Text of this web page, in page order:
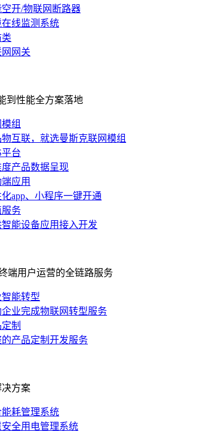
开/物联网断路器
线监测系统
网关
到性能全方案落地
组
物互联，就选曼斯克联网模组
平台
度产品数据呈现
应用
app、小程序一键开通
务
能设备应用接入开发
端用户运营的全链路服务
能转型
业完成物联网转型服务
制
产品定制开发服务
方案
耗管理系统
全用电管理系统